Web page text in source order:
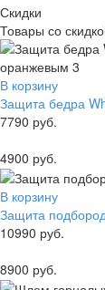
Скидки
Товары со
В корзину
Защита бедра
7790 руб.
4900 руб.
В корзину
Защита
10990 руб.
8900 руб.